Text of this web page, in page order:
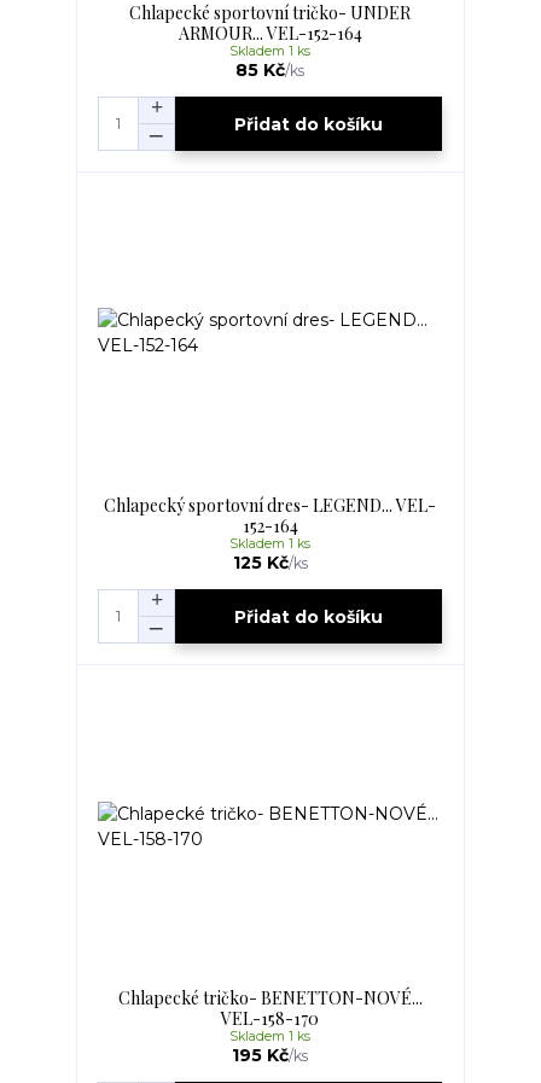
Chlapecké sportovní tričko- UNDER
ARMOUR... VEL-152-164
85 Kč/ks
Skladem 1 ks
Přidat do košíku
Chlapecký sportovní dres- LEGEND... VEL-
152-164
125 Kč/ks
Skladem 1 ks
Přidat do košíku
Chlapecké tričko- BENETTON-NOVÉ...
VEL-158-170
195 Kč/ks
Skladem 1 ks